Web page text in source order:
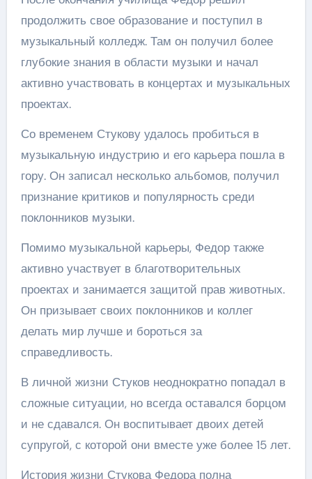
продолжить свое образование и поступил в
музыкальный колледж. Там он получил более
глубокие знания в области музыки и начал
активно участвовать в концертах и музыкальных
проектах.
Со временем Стукову удалось пробиться в
музыкальную индустрию и его карьера пошла в
гору. Он записал несколько альбомов, получил
признание критиков и популярность среди
поклонников музыки.
Помимо музыкальной карьеры, Федор также
активно участвует в благотворительных
проектах и занимается защитой прав животных.
Он призывает своих поклонников и коллег
делать мир лучше и бороться за
справедливость.
В личной жизни Стуков неоднократно попадал в
сложные ситуации, но всегда оставался борцом
и не сдавался. Он воспитывает двоих детей
супругой, с которой они вместе уже более 15 лет.
История жизни Стукова Федора полна